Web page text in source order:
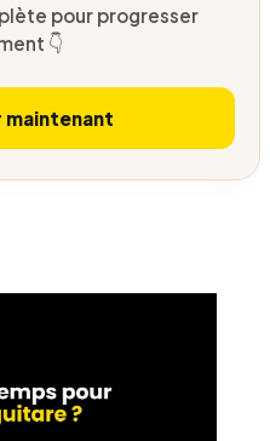
pour progresser
👇
maintenant